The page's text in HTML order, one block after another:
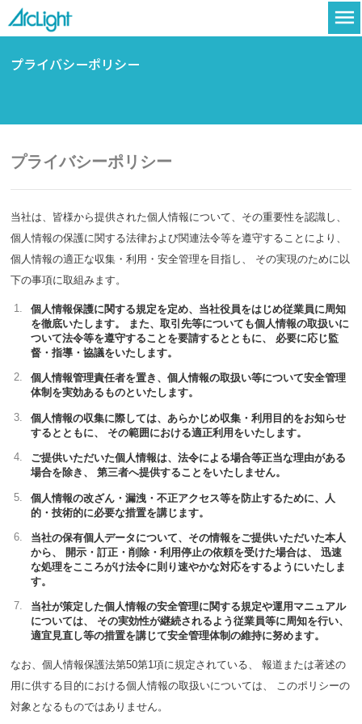
menu
プライバシーポリシー
プライバシーポリシー
当社は、皆様から提供された個人情報について、その重要性を認識し、
個人情報の保護に関する法律および関連法令等を遵守することにより、
個人情報の適正な収集・利用・安全管理を目指し、 その実現のために以
下の事項に取組みます。
個人情報保護に関する規定を定め、当社役員をはじめ従業員に周知
を徹底いたします。 また、取引先等についても個人情報の取扱いに
ついて法令等を遵守することを要請するとともに、 必要に応じ監
督・指導・協議をいたします。
個人情報管理責任者を置き、個人情報の取扱い等について安全管理
体制を実効あるものといたします。
個人情報の収集に際しては、あらかじめ収集・利用目的をお知らせ
するとともに、 その範囲における適正利用をいたします。
ご提供いただいた個人情報は、法令による場合等正当な理由がある
場合を除き、 第三者へ提供することをいたしません。
個人情報の改ざん・漏洩・不正アクセス等を防止するために、人
的・技術的に必要な措置を講じます。
当社の保有個人データについて、その情報をご提供いただいた本人
から、 開示・訂正・削除・利用停止の依頼を受けた場合は、 迅速
な処理をこころがけ法令に則り速やかな対応をするようにいたしま
す。
当社が策定した個人情報の安全管理に関する規定や運用マニュアル
については、 その実効性が継続されるよう従業員等に周知を行い、
適宜見直し等の措置を講じて安全管理体制の維持に努めます。
なお、個人情報保護法第50第1項に規定されている、 報道または著述の
用に供する目的における個人情報の取扱いについては、 このポリシーの
対象となるものではありません。